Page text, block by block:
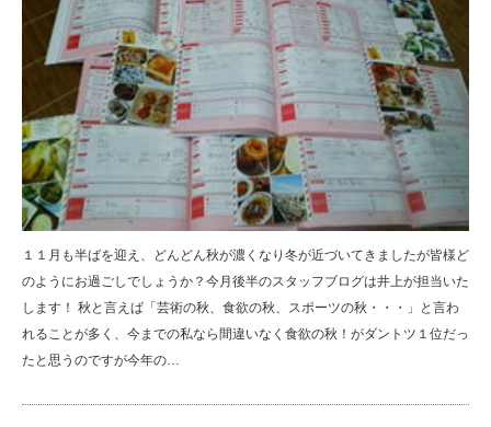
１１月も半ばを迎え、どんどん秋が濃くなり冬が近づいてきましたが皆様ど
のようにお過ごしでしょうか？今月後半のスタッフブログは井上が担当いた
します！ 秋と言えば「芸術の秋、食欲の秋、スポーツの秋・・・」と言わ
れることが多く、今までの私なら間違いなく食欲の秋！がダントツ１位だっ
たと思うのですが今年の…